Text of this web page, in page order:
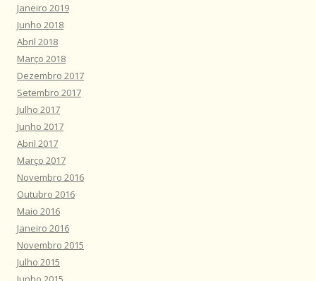
Janeiro 2019
Junho 2018
Abril 2018
Março 2018
Dezembro 2017
Setembro 2017
Julho 2017
Junho 2017
Abril 2017
Março 2017
Novembro 2016
Outubro 2016
Maio 2016
Janeiro 2016
Novembro 2015
Julho 2015